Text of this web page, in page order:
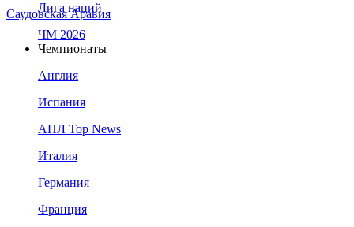
Саудовская Аравия
Лига наций
ЧМ 2026
Чемпионаты
Англия
Испания
АПЛ Top News
Италия
Германия
Франция